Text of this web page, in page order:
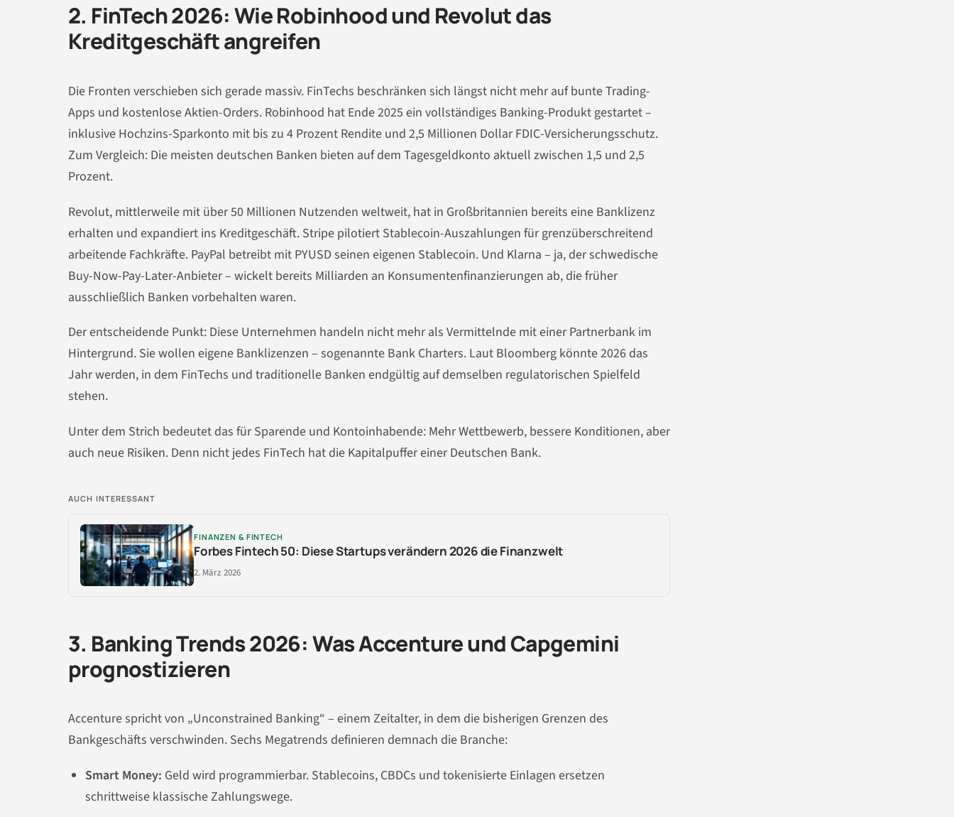
2. FinTech 2026: Wie Robinhood und Revolut das
Kreditgeschäft angreifen
Die Fronten verschieben sich gerade massiv. FinTechs beschränken sich längst nicht mehr auf bunte Trading-
Apps und kostenlose Aktien-Orders. Robinhood hat Ende 2025 ein vollständiges Banking-Produkt gestartet –
inklusive Hochzins-Sparkonto mit bis zu 4 Prozent Rendite und 2,5 Millionen Dollar FDIC-Versicherungsschutz.
Zum Vergleich: Die meisten deutschen Banken bieten auf dem Tagesgeldkonto aktuell zwischen 1,5 und 2,5
Prozent.
Revolut, mittlerweile mit über 50 Millionen Nutzenden weltweit, hat in Großbritannien bereits eine Banklizenz
erhalten und expandiert ins Kreditgeschäft. Stripe pilotiert Stablecoin-Auszahlungen für grenzüberschreitend
arbeitende Fachkräfte. PayPal betreibt mit PYUSD seinen eigenen Stablecoin. Und Klarna – ja, der schwedische
Buy-Now-Pay-Later-Anbieter – wickelt bereits Milliarden an Konsumentenfinanzierungen ab, die früher
ausschließlich Banken vorbehalten waren.
Der entscheidende Punkt: Diese Unternehmen handeln nicht mehr als Vermittelnde mit einer Partnerbank im
Hintergrund. Sie wollen eigene Banklizenzen – sogenannte Bank Charters. Laut Bloomberg könnte 2026 das
Jahr werden, in dem FinTechs und traditionelle Banken endgültig auf demselben regulatorischen Spielfeld
stehen.
Unter dem Strich bedeutet das für Sparende und Kontoinhabende: Mehr Wettbewerb, bessere Konditionen, aber
auch neue Risiken. Denn nicht jedes FinTech hat die Kapitalpuffer einer Deutschen Bank.
AUCH INTERESSANT
FINANZEN & FINTECH
Forbes Fintech 50: Diese Startups verändern 2026 die Finanzwelt
2. März 2026
3. Banking Trends 2026: Was Accenture und Capgemini
prognostizieren
Accenture spricht von „Unconstrained Banking“ – einem Zeitalter, in dem die bisherigen Grenzen des
Bankgeschäfts verschwinden. Sechs Megatrends definieren demnach die Branche:
Smart Money: Geld wird programmierbar. Stablecoins, CBDCs und tokenisierte Einlagen ersetzen
schrittweise klassische Zahlungswege.